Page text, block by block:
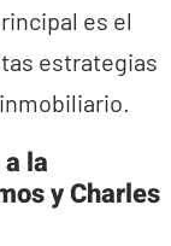
es el
estrategias
la
y Charles